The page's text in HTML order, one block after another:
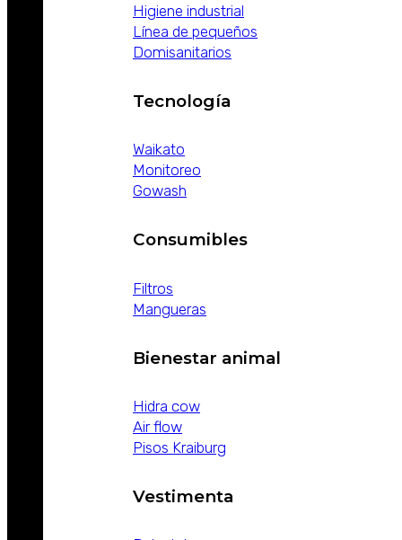
Higiene industrial
Línea de pequeños
Domisanitarios
Tecnología
Waikato
Monitoreo
Gowash
Consumibles
Filtros
Mangueras
Bienestar animal
Hidra cow
Air flow
Pisos Kraiburg
Vestimenta